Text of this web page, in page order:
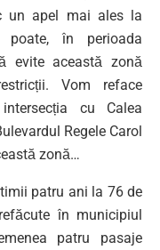
un apel mai ales la
în perioada
evite această zonă
Vom reface
cu Calea
Regele Carol
zonă…
patru ani la 76 de
în municipiul
patru pasaje